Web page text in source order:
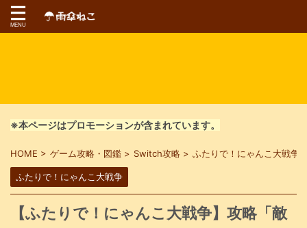
※本ページはプロモーションが含まれています。
HOME > ゲーム攻略・図鑑 > Switch攻略 > ふたりで！にゃんこ大戦争
ふたりで！にゃんこ大戦争
【ふたりで！にゃんこ大戦争】攻略「敵